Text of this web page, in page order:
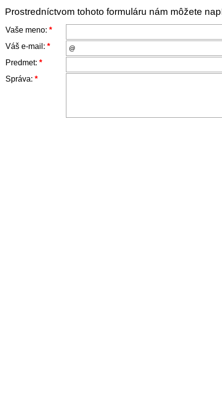
Prostredníctvom tohoto formuláru nám môžete
Vaše meno: *
Váš e-mail: *
Predmet: *
Správa: *